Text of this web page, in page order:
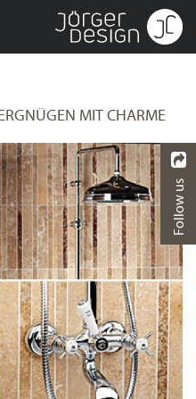
MIT CHARME
Follow us